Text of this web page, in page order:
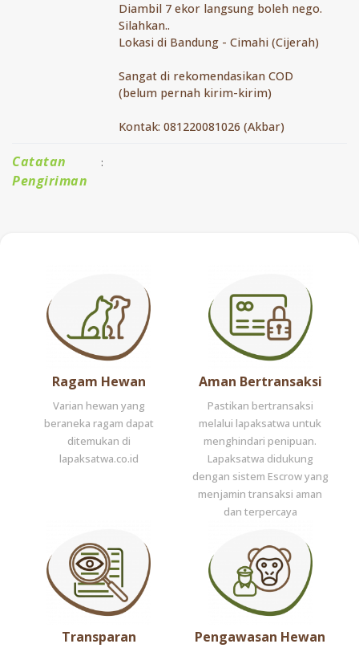
Diambil 7 ekor langsung boleh nego.
Silahkan..
Lokasi di Bandung - Cimahi (Cijerah)
Sangat di rekomendasikan COD
(belum pernah kirim-kirim)
Kontak: 081220081026 (Akbar)
Catatan
Pengiriman
:
Ragam Hewan
Varian hewan yang
beraneka ragam dapat
ditemukan di
lapaksatwa.co.id
Aman Bertransaksi
Pastikan bertransaksi
melalui lapaksatwa untuk
menghindari penipuan.
Lapaksatwa didukung
dengan sistem Escrow yang
menjamin transaksi aman
dan terpercaya
Transparan Pengawasan Hewan